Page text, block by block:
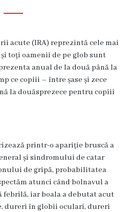
acute (IRA) reprezintă cele mai
toți oamenii de pe glob sunt
anual de la două până la
ce copiii – între șase și zece
la douăsprezece pentru copiii
printr-o apariție bruscă a
și sindromului de catar
de gripă, probabilitatea
atunci când bolnavul a
febrilă, iar boala a debutat acut
dureri în globii oculari, dureri